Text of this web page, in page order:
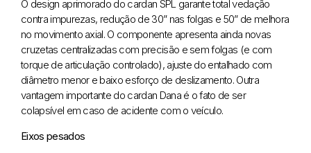
O design aprimorado do cardan SPL garante total vedação
contra impurezas, redução de 30” nas folgas e 50” de melhora
no movimento axial. O componente apresenta ainda novas
cruzetas centralizadas com precisão e sem folgas (e com
torque de articulação controlado), ajuste do entalhado com
diâmetro menor e baixo esforço de deslizamento. Outra
vantagem importante do cardan Dana é o fato de ser
colapsível em caso de acidente com o veículo.
Eixos pesados